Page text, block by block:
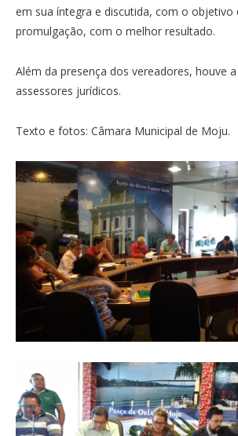
em sua íntegra e discutida, com o objetivo
promulgação, com o melhor resultado.
Além da presença dos vereadores, houve
assessores jurídicos.
Texto e fotos: Câmara Municipal de Moju.